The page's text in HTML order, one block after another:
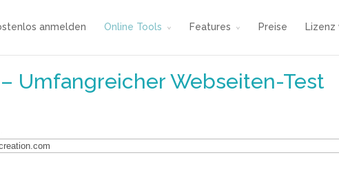
anmelden Online Tools Features Preise Lizenz
Umfangreicher Webseiten-Test